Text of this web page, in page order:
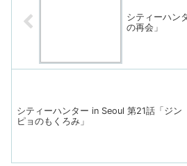
シティーハン
の再会」
シティーハンター in Seoul 第21話「ジン
ピョのもくろみ」